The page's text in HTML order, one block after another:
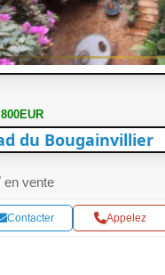
du Bougainvillier
en vente
Contacter Appelez